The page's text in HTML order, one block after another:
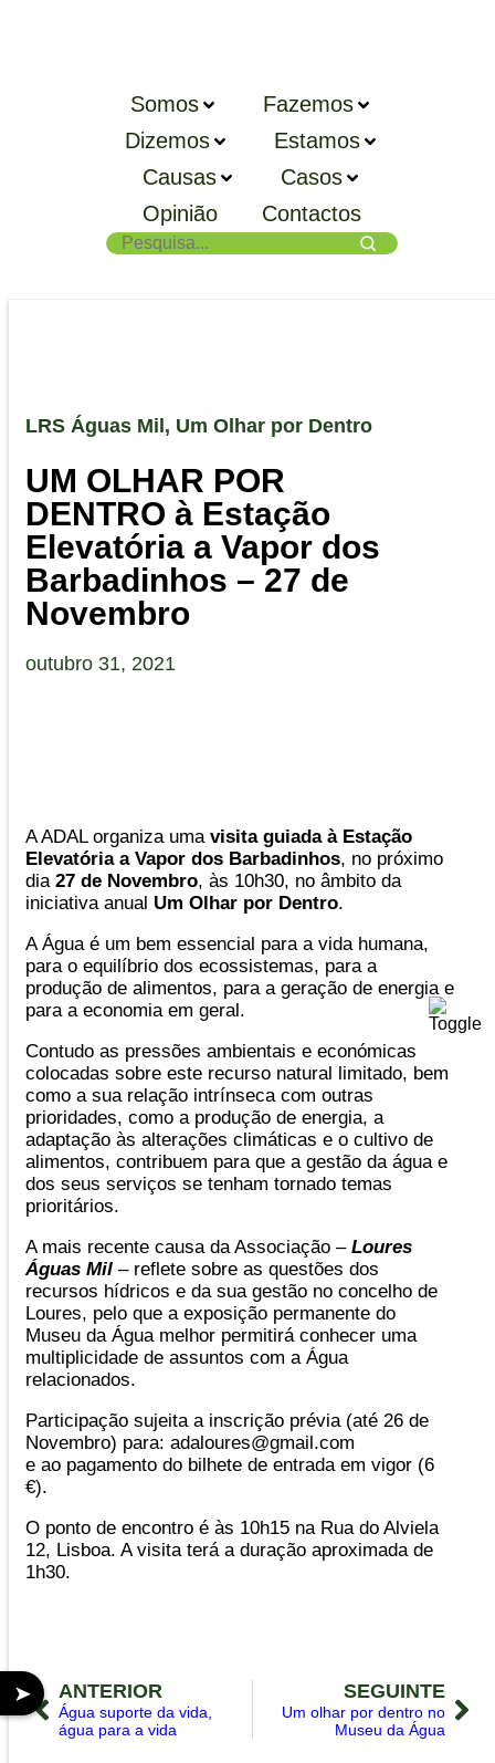
Somos
Fazemos
Dizemos
Estamos
Causas
Casos
Opinião
Contactos
➤
LRS Águas Mil , Um Olhar por Dentro
UM OLHAR POR
DENTRO à Estação
Elevatória a Vapor dos
Barbadinhos – 27 de
Novembro
outubro 31, 2021
A ADAL organiza umavisita guiada à Estação
Elevatória a Vapor dos Barbadinhos, no próximo
dia 27 de Novembro, às 10h30, no âmbito da
iniciativa anual Um Olhar por Dentro.
A Água é um bem essencial para a vida humana,
para o equilíbrio dos ecossistemas, para a
produção de alimentos, para a geração de energia e
para a economia em geral.
Contudo as pressões ambientais e económicas
colocadas sobre este recurso natural limitado, bem
como a sua relação intrínseca com outras
prioridades, como a produção de energia, a
adaptação às alterações climáticas e o cultivo de
alimentos, contribuem para que a gestão da água e
dos seus serviços se tenham tornado temas
prioritários.
A mais recente causa da Associação – Loures
Águas Mil – reflete sobre as questões dos
recursos hídricos e da sua gestão no concelho de
Loures, pelo que a exposição permanente do
Museu da Água melhor permitirá conhecer uma
multiplicidade de assuntos com a Água
relacionados.
Participação sujeita a inscrição prévia (até 26 de
Novembro) para: adaloures@gmail.com
e ao pagamento do bilhete de entrada em vigor (6
€).
O ponto de encontro é às 10h15 na Rua do Alviela
12, Lisboa. A visita terá a duração aproximada de
1h30.
ANTERIOR
Água suporte da vida,
água para a vida
SEGUINTE
Um olhar por dentro no
Museu da Água